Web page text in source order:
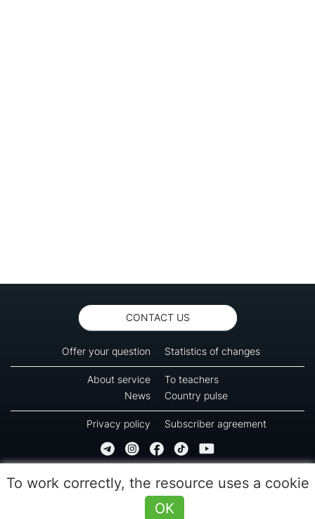
CONTACT US
Offer your question Statistics of changes
About service
To teachers
News
Country pulse
Privacy policy Subscriber agreement
All rights reserved. No part of information from this page can be copied, reprinted or
used for reproduction, transmission to other devices. The last reload time 09:55
To work correctly, the resource uses a cookie
OK